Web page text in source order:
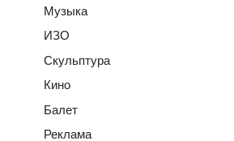
Музыка
ИЗО
Скульптура
Кино
Балет
Реклама